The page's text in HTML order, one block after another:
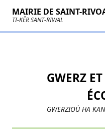
MAIRIE DE SAINT-
TI-KÊR SANT-RIWAL
GWERZ
GWERZIOÙ HA